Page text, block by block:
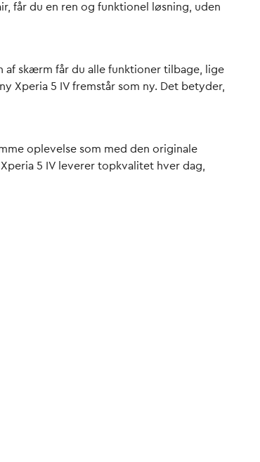
får du en ren og funktionel løsning, uden
af skærm får du alle funktioner tilbage, lige
Xperia 5 IV fremstår som ny. Det betyder,
oplevelse som med den originale
5 IV leverer topkvalitet hver dag,